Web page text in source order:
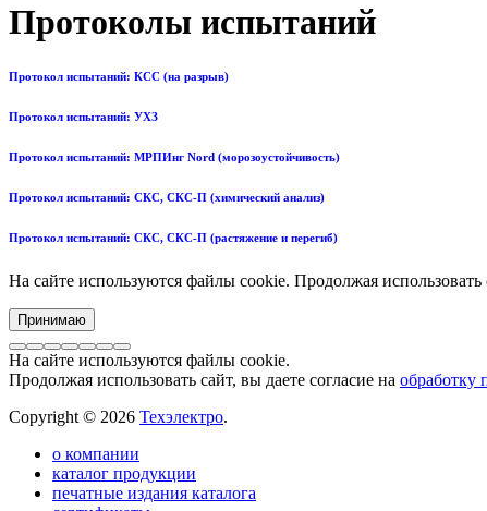
Протоколы испытаний
Протокол испытаний: КСС (на разрыв)
Протокол испытаний: УХЗ
Протокол испытаний: МРПИнг Nord (морозоустойчивость)
Протокол испытаний: СКС, СКС-П (химический анализ)
Протокол испытаний: СКС, СКС-П (растяжение и перегиб)
На сайте используются файлы cookie. Продолжая использовать
Принимаю
На сайте используются файлы cookie.
Продолжая использовать сайт, вы даете согласие на обработку
Copyright © 2026 Техэлектро.
о компании
каталог продукции
печатные издания каталога